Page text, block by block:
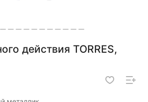
действия TORRES,